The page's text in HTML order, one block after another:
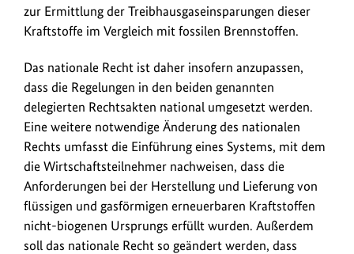
zur Ermittlung der Treibhausgaseinsparungen dieser
Kraftstoffe im Vergleich mit fossilen Brennstoffen.
Das nationale Recht ist daher insofern anzupassen,
dass die Regelungen in den beiden genannten
delegierten Rechtsakten national umgesetzt werden.
Eine weitere notwendige Änderung des nationalen
Rechts umfasst die Einführung eines Systems, mit dem
die Wirtschaftsteilnehmer nachweisen, dass die
Anforderungen bei der Herstellung und Lieferung von
flüssigen und gasförmigen erneuerbaren Kraftstoffen
nicht-biogenen Ursprungs erfüllt wurden. Außerdem
soll das nationale Recht so geändert werden, dass